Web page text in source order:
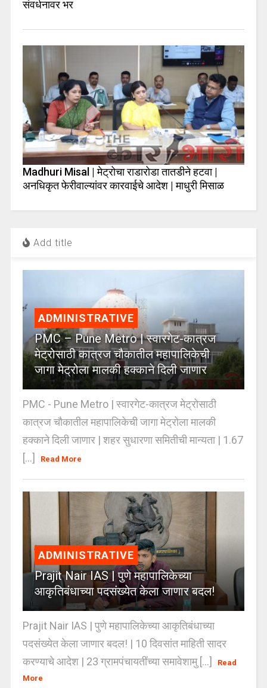
संवर्धनावर भर
Madhuri Misal | मेट्रोचा राडारोडा तातडीने हटवा |
अनधिकृत फेरीवाल्यांवर कारवाईचे आदेश | माधुरी मिसाळ
Add title
ADMINISTRATIVE
PMC – Pune Metro | स्वारगेट-कात्रज
मेट्रोसाठी कात्रज चौकातील महापालिकेची
जागा मेट्रोला मालकी हक्काने दिली जाणार
PMC - Pune Metro | स्वारगेट-कात्रज मेट्रोसाठी
कात्रज चौकातील महापालिकेची जागा मेट्रोला मालकी
हक्काने दिली जाणार | शहर सुधारणा समितीची मान्यता | 1.67
[...]
Read More
ADMINISTRATIVE
Prajit Nair IAS | पुणे महापालिकेच्या
आकृतिबंधाच्या पदसंख्येत केला जाणार बदल!
Prajit Nair IAS | पुणे महापालिकेच्या आकृतिबंधाच्या
पदसंख्येत केला जाणार बदल! | 10 दिवसांत माहिती सादर
करण्याचे आदेश | 23 ग्रामपंचायतींच्या समावेशामु [...]
Read
More